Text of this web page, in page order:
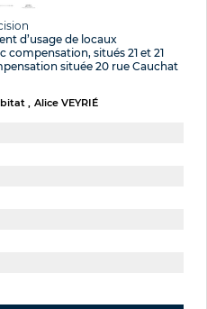
d’usage de locaux
compensation, situés 21 et 21
située 20 rue Cauchat
Alice VEYRIÉ